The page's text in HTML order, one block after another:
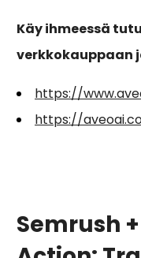
Käy ihmeessä
verkkokauppaan
https://
https://
Semrush